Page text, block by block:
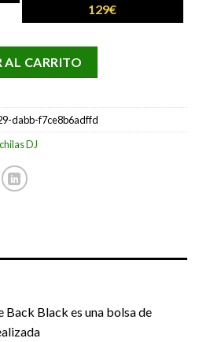
129€
UDG cantidad
AL CARRITO
dabb-f7ce8b6adffd
DJ
Black es una bolsa de